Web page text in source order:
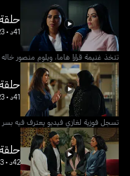
حلقة 20 • الحلقة 20
41د •
تتخذ غنيمة قرارا هاما، ويلوم منصور
حلقة 21 • الحلقة 21
41د •
تسجل فوزية لغازي فيديو يعترف فيه
حلقة 22 • الحلقة 22
42د •